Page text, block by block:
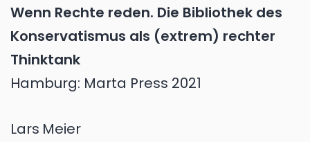
Wenn Rechte reden. Die Bibliothek des
Konservatismus als (extrem) rechter
Thinktank
Hamburg: Marta Press 2021
Lars Meier